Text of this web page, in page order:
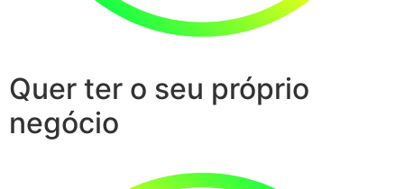
Quer ter o seu próprio
negócio